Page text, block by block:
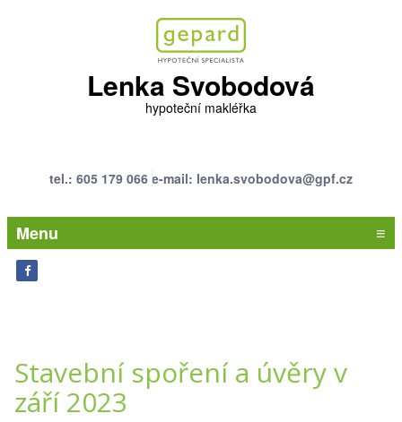
Lenka Svobodová
hypoteční makléřka
tel.: 605 179 066 e-mail: lenka.svobodova@gpf.cz
Menu ≡
Stavební spoření a úvěry v
září 2023